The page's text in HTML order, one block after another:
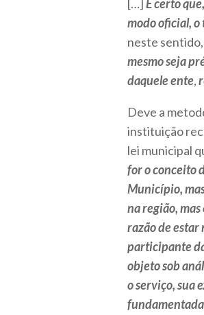
[…]É certo
modo oficial, o
neste sentido,
mesmo seja
daquele ente,
Deve a
instituição
lei municipal
for o conceito
Município,
na região,
razão de estar
participante
objeto sob
o serviço, sua